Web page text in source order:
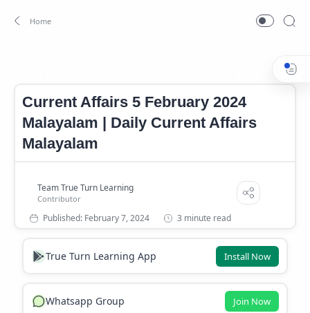
Current Affairs
Current Affairs 5 February 2024
Malayalam | Daily Current Affairs
Malayalam
3 minute read
True Turn Learning App Install Now
Whatsapp Group Join Now